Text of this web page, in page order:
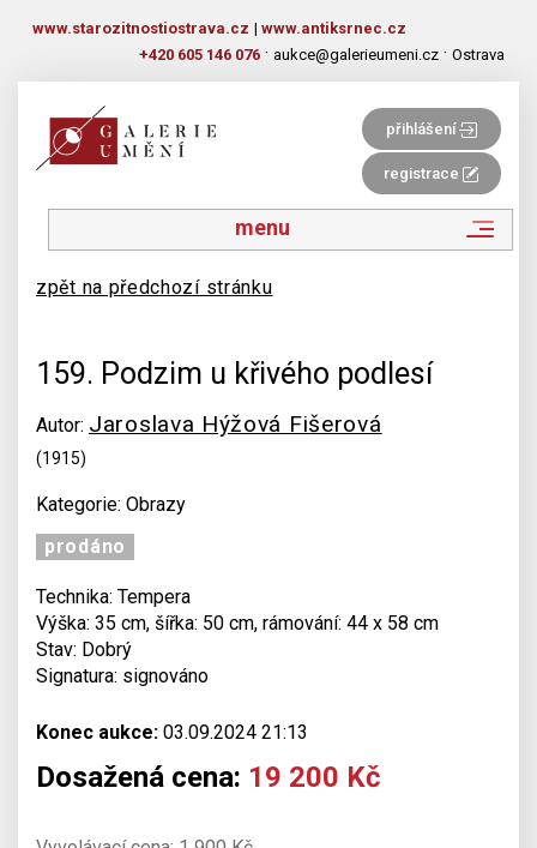
www.starozitnostiostrava.cz | www.antiksrnec.cz
+420 605 146 076 · aukce@galerieumeni.cz · Ostrava
přihlášení
registrace
menu
zpět na předchozí stránku
159. Podzim u křivého podlesí
Autor: Jaroslava Hýžová Fišerová
(1915)
Kategorie: Obrazy
prodáno
Technika: Tempera
Výška: 35 cm, šířka: 50 cm, rámování: 44 x 58 cm
Stav: Dobrý
Signatura: signováno
Konec aukce: 03.09.2024 21:13
Dosažená cena: 19 200 Kč